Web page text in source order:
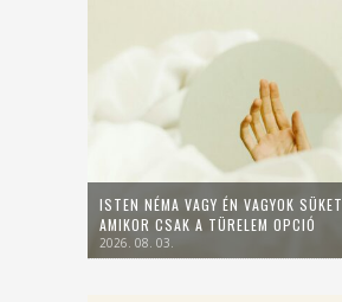
ISTEN NÉMA VAGY ÉN VAGYOK
AMIKOR CSAK A TÜRELEM OPCIÓ
2026. 08. 03.